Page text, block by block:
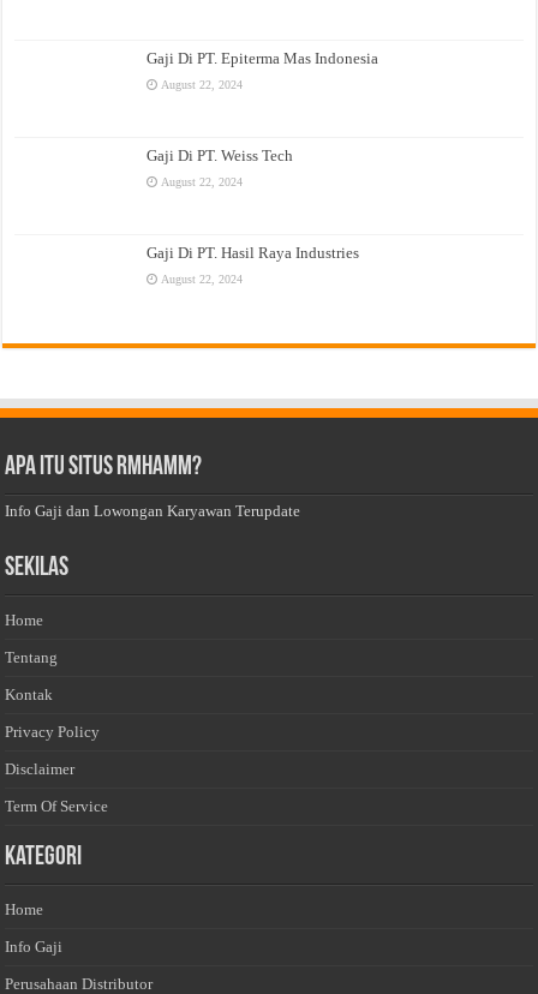
Gaji Di PT. Epiterma Mas Indonesia
August 22, 2024
Gaji Di PT. Weiss Tech
August 22, 2024
Gaji Di PT. Hasil Raya Industries
August 22, 2024
Apa Itu Situs Rmhamm?
Info Gaji dan Lowongan Karyawan Terupdate
Sekilas
Home
Tentang
Kontak
Privacy Policy
Disclaimer
Term Of Service
Kategori
Home
Info Gaji
Perusahaan Distributor